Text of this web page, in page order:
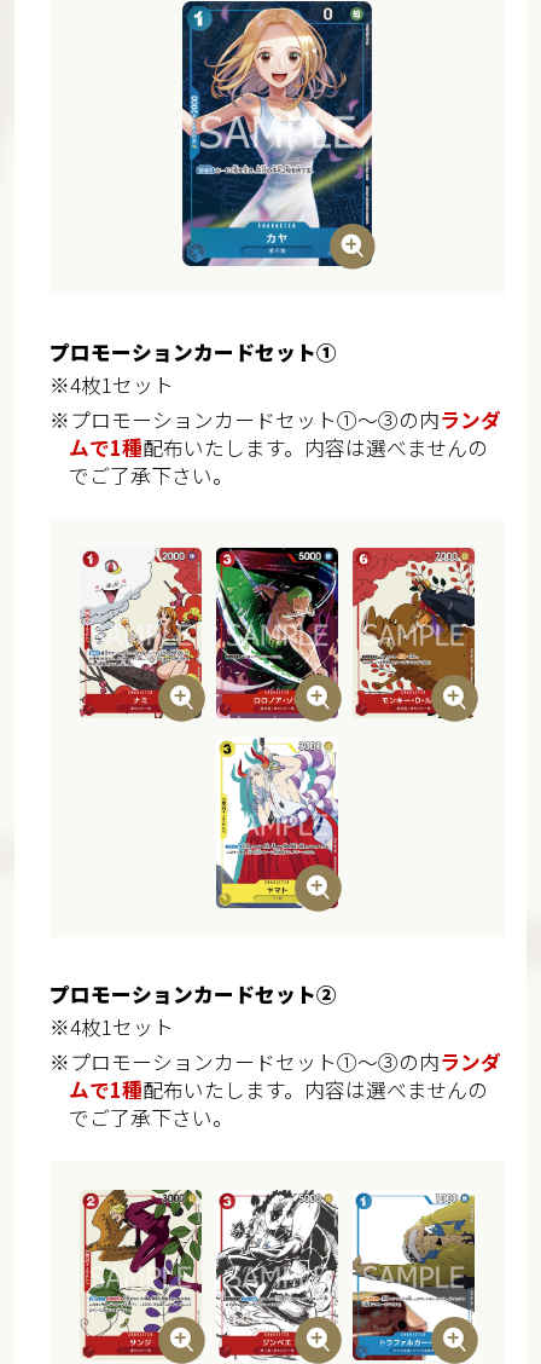
プロモーションカードセット①
※4枚1セット
※プロモーションカードセット①～③の内ランダ
ムで1種配布いたします。内容は選べませんの
でご了承下さい。
プロモーションカードセット②
※4枚1セット
※プロモーションカードセット①～③の内ランダ
ムで1種配布いたします。内容は選べませんの
でご了承下さい。